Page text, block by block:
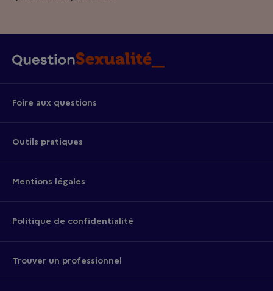
Foire aux questions
Outils pratiques
Mentions légales
Politique de confidentialité
Trouver un professionnel